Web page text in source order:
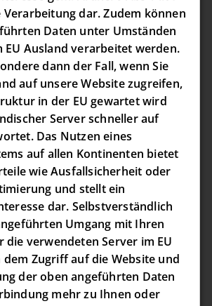
Verarbeitung dar. Zudem können
Daten unter Umständen
EU Ausland verarbeitet werden.
dann der Fall, wenn Sie
auf unsere Website zugreifen,
in der EU gewartet wird
Server schneller auf
Das Nutzen eines
auf allen Kontinenten bietet
wie Ausfallsicherheit oder
und stellt ein
dar. Selbstverständlich
Umgang mit Ihren
die verwendeten Server im EU
dem Zugriff auf die Website und
der oben angeführten Daten
mehr zu Ihnen oder